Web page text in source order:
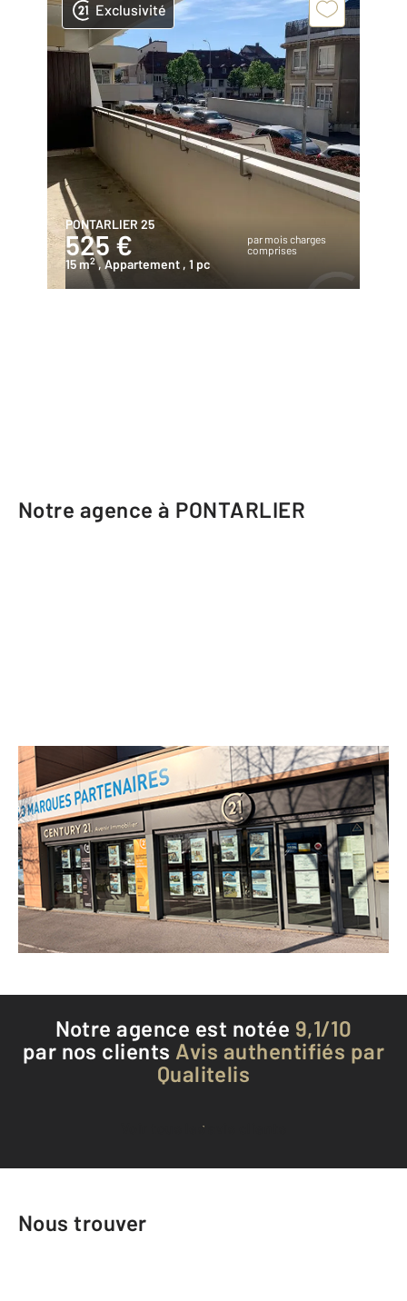
Exclusivité
PONTARLIER 25
525 €
par mois charges
comprises
15 m2 , Appartement , 1 pc
Notre agence à PONTARLIER
CENTURY 21 Avenir Immobilier
11 rue Arthur Bourdin Les Epinettes
PONTARLIER - 25300
Envoyer un message
Téléphoner à l'agence
Notre agence est notée 9,1/10
par nos clients Avis authentifiés par
Qualitelis
Voir tous les avis clients
Nous trouver